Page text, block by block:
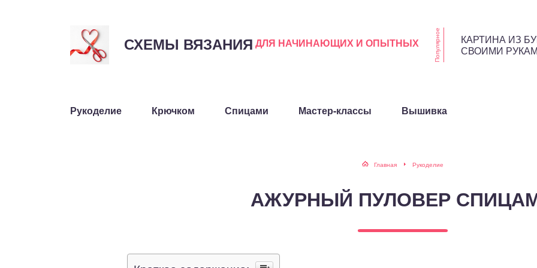
СХЕМЫ ВЯЗАНИЯ ДЛЯ НАЧИНАЮЩИХ И ОПЫТНЫХ Популярное
КАРТИНА ИЗ
СВОИМИ
Рукоделие Крючком Спицами Мастер-классы Вышивка
Главная Рукоделие
АЖУРНЫЙ ПУЛОВЕР